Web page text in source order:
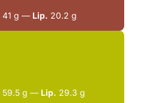
41 g — Lip. 20.2 g
59.5 g — Lip. 29.3 g